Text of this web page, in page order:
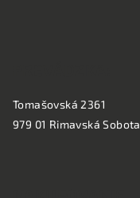
Tomašovská 2361
979 01 Rimavská Sobota